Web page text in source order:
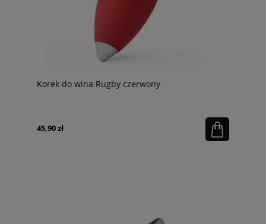
Korek do wina Rugby czerwony
45,90 zł